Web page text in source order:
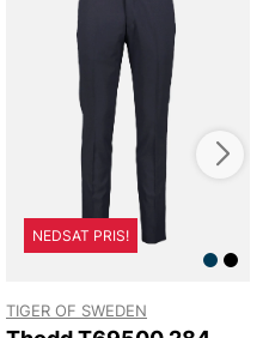
NEDSAT PRIS!
TIGER OF SWEDEN